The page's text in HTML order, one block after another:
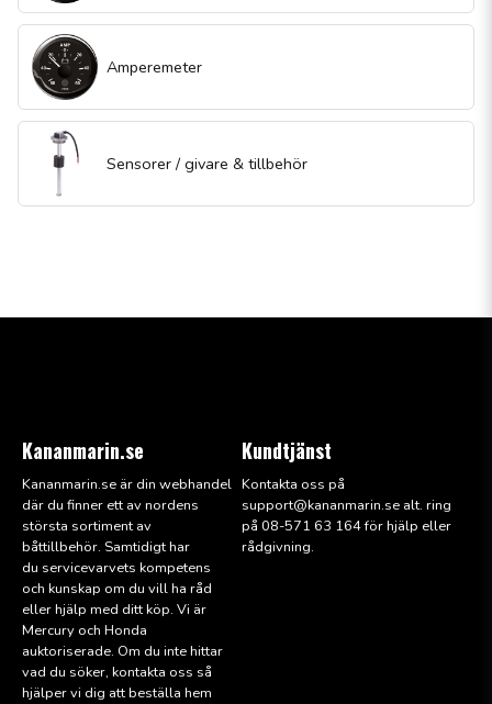
Amperemeter
Sensorer / givare & tillbehör
Kananmarin.se
Kananmarin.se är din webhandel
där du finner ett av nordens
största sortiment av
båttillbehör. Samtidigt har
du servicevarvets kompetens
och kunskap om du vill ha råd
eller hjälp med ditt köp. Vi är
Mercury och Honda
auktoriserade. Om du inte hittar
vad du söker, kontakta oss så
hjälper vi dig att beställa hem
Kundtjänst
Kontakta oss på
support@kananmarin.se alt. ring
på 08-571 63 164 för hjälp eller
rådgivning.